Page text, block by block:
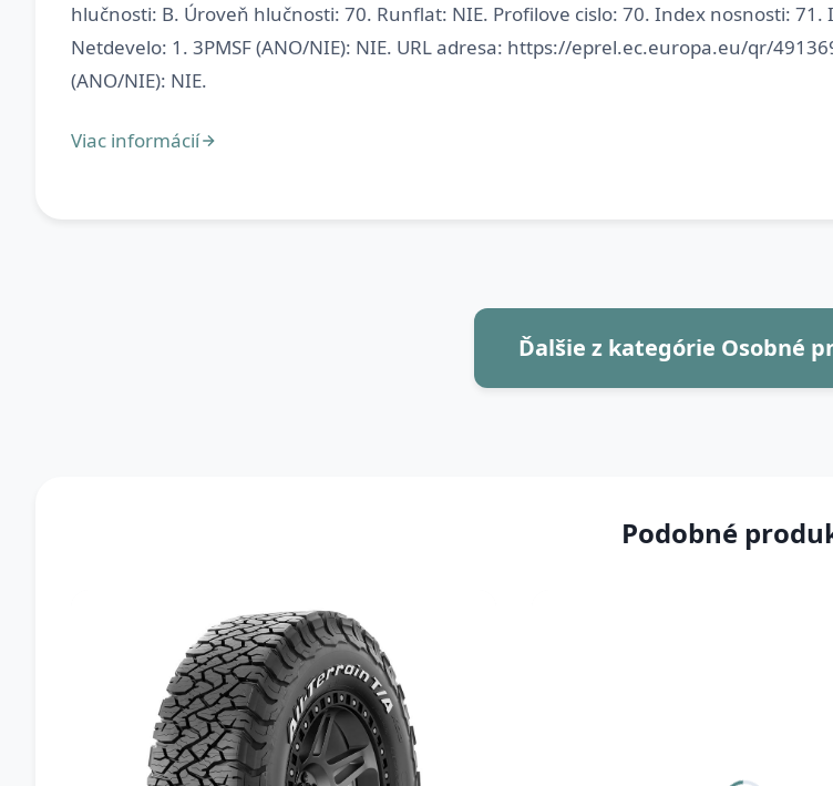
hlučnosti: B. Úroveň hlučnosti: 70. Runflat: NIE. Profilove cislo: 70. Index nosnosti:
Netdevelo: 1. 3PMSF (ANO/NIE): NIE. URL adresa: https://eprel.ec.europa.eu/qr/
Ďalšie z kategórie Osobné
Podobné